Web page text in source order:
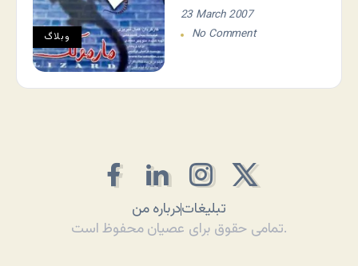
وبلاگ
23 March 2007
No Comment
درباره منتبلیغات
تمامی حقوق برای عصیان محفوظ است.